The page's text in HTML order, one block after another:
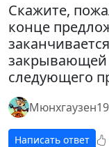
Скажите,
конце
закрывающей
следующего
Мюнхгаузен
Написать ответ